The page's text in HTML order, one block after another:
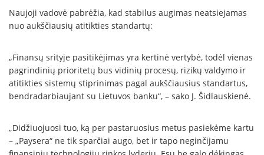
Naujoji vadovė pabrėžia, kad stabilus augimas neatsiejamas
nuo aukščiausių atitikties standartų:
„Finansų srityje pasitikėjimas yra kertinė vertybė, todėl vienas
pagrindinių prioritetų bus vidinių procesų, rizikų valdymo ir
atitikties sistemų stiprinimas pagal aukščiausius standartus,
bendradarbiaujant su Lietuvos banku“, – sako J. Šidlauskienė.
„Didžiuojuosi tuo, ką per pastaruosius metus pasiekėme kartu
– „Paysera“ ne tik sparčiai augo, bet ir tapo neginčijamu